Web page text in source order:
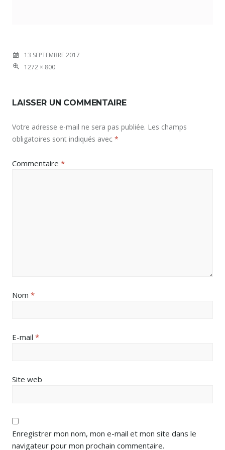
13 SEPTEMBRE 2017
1272 × 800
LAISSER UN COMMENTAIRE
Votre adresse e-mail ne sera pas publiée. Les champs
obligatoires sont indiqués avec *
Commentaire *
Nom *
E-mail *
Site web
Enregistrer mon nom, mon e-mail et mon site dans le
navigateur pour mon prochain commentaire.